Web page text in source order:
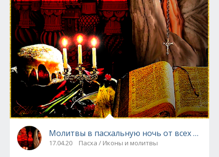
Молитвы в пасхальную ночь от всех
17.04.20 Пасха / Иконы и молитвы